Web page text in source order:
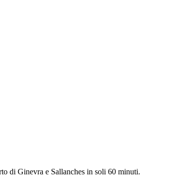
di Ginevra e Sallanches in soli 60 minuti.